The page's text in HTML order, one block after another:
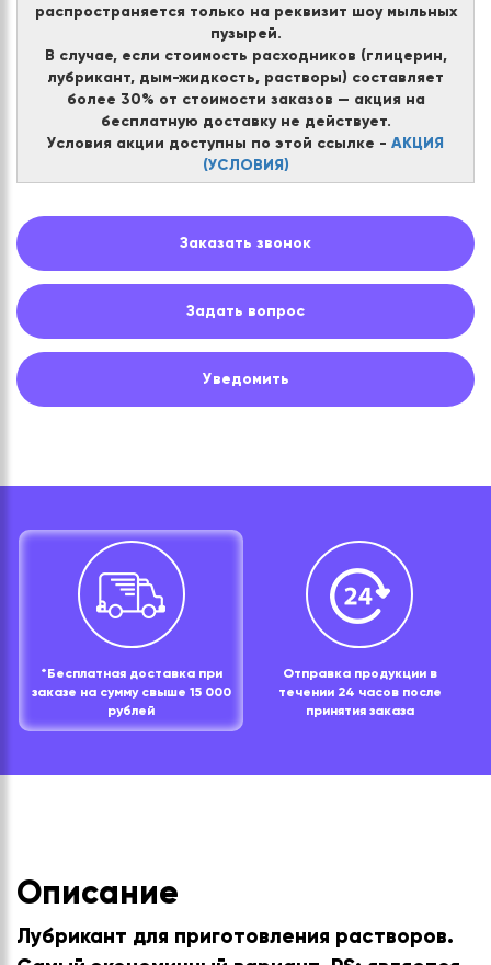
распространяется только на реквизит шоу мыльных
пузырей.
В случае, если стоимость расходников (глицерин,
лубрикант, дым-жидкость, растворы) составляет
более 30% от стоимости заказов — акция на
бесплатную доставку не действует.
Условия акции доступны по этой ссылке - АКЦИЯ
(УСЛОВИЯ)
Заказать звонок
Задать вопрос
Уведомить
*Бесплатная доставка при
заказе на сумму свыше 15 000
рублей
Отправка продукции в
течении 24 часов после
принятия заказа
Описание
Лубрикант для приготовления растворов.